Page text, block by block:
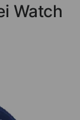
Watch